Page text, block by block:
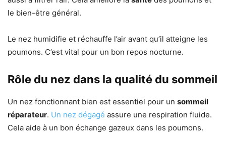
le bien-être général.
Le nez humidifie et réchauffe l’air avant qu’il atteigne les
poumons. C’est vital pour un bon repos nocturne.
Rôle du nez dans la qualité du sommeil
Un nez fonctionnant bien est essentiel pour un sommeil
réparateur. Un nez dégagé assure une respiration fluide.
Cela aide à un bon échange gazeux dans les poumons.